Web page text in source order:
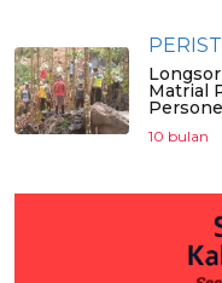
Matrial
10 bulan